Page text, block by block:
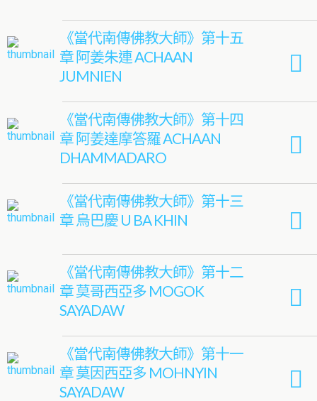
《當代南傳佛教大師》第十五
章 阿姜朱連 ACHAAN
JUMNIEN
《當代南傳佛教大師》第十四
章 阿姜達摩答羅 ACHAAN
DHAMMADARO
《當代南傳佛教大師》第十三
章 烏巴慶 U BA KHIN
《當代南傳佛教大師》第十二
章 莫哥西亞多 MOGOK
SAYADAW
《當代南傳佛教大師》第十一
章 莫因西亞多 MOHNYIN
SAYADAW